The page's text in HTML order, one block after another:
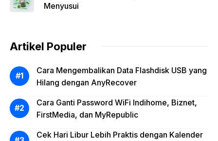
Menyusui
Artikel Populer
Cara Mengembalikan Data Flashdisk USB yang
Hilang dengan AnyRecover
Cara Ganti Password WiFi Indihome, Biznet,
FirstMedia, dan MyRepublic
Cek Hari Libur Lebih Praktis dengan Kalender